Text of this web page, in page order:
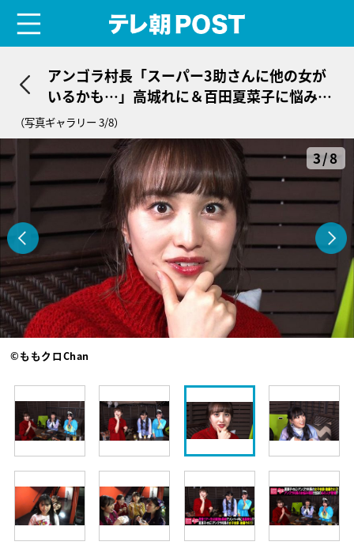
アンゴラ村長「スーパー3助さんに他の女が
いるかも…」高城れに＆百田夏菜子に悩み告
白
（写真ギャラリー 3/8）
3/8
©ももクロChan